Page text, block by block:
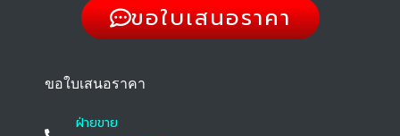
ขอใบเสนอราคา
ขอใบเสนอราคา
ฝ่ายขาย